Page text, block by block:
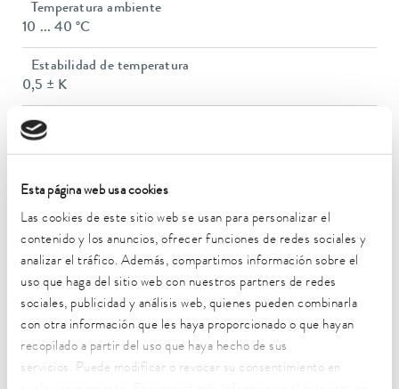
Esta página web usa cookies
Las cookies de este sitio web se usan para personalizar el
contenido y los anuncios, ofrecer funciones de redes sociales y
analizar el tráfico. Además, compartimos información sobre el
uso que haga del sitio web con nuestros partners de redes
sociales, publicidad y análisis web, quienes pueden combinarla
con otra información que les haya proporcionado o que hayan
recopilado a partir del uso que haya hecho de sus
servicios. Puede modificar o revocar su consentimiento en
Temperatura ambiente
10 ... 40 °C
Estabilidad de temperatura
0,5 ± K
Potencia calorífica máx.
0,3 kW
Consumo eléctrico máx.
0,3 kW
Consumo de corriente
16 A
Dimensions_bath_Diameter_H
200 x 60 mm
Dimensiones (an x pr x al)
280 x 280 x 100 mm